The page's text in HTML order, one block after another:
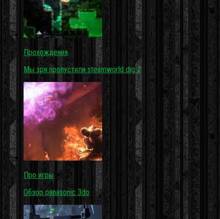
Прохождения
Мы зря пропустили steamworld dig 2
Про игры
Обзор panasonic 3do